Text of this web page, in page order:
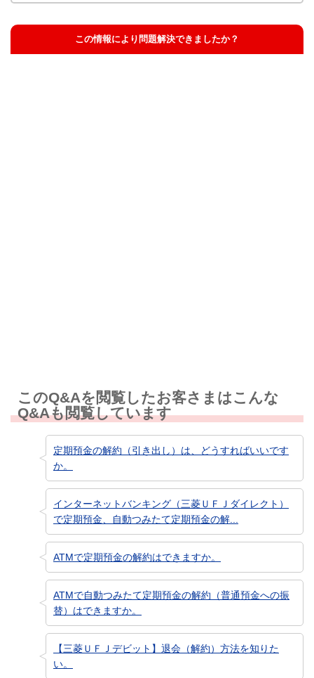
この情報により問題解決できましたか？
このQ&Aを閲覧したお客さまはこんな
Q&Aも閲覧しています
定期預金の解約（引き出し）は、どうすればいいです
か。
インターネットバンキング（三菱ＵＦＪダイレクト）
で定期預金、自動つみたて定期預金の解...
ATMで定期預金の解約はできますか。
ATMで自動つみたて定期預金の解約（普通預金への振
替）はできますか。
【三菱ＵＦＪデビット】退会（解約）方法を知りた
い。